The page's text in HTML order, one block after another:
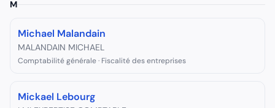
M
Michael Malandain
MALANDAIN MICHAEL
Comptabilité générale · Fiscalité des entreprises
Mickael Lebourg